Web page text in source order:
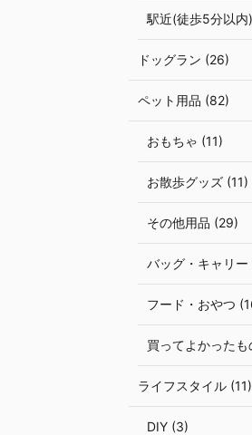
駅近(徒歩5分以内
ドッグラン (26)
ペット用品 (82)
おもちゃ (11)
お散歩グッズ (11)
その他用品 (29)
バッグ・キャリ
フード・おやつ
買ってよかったも
ライフスタイル (11)
DIY (3)